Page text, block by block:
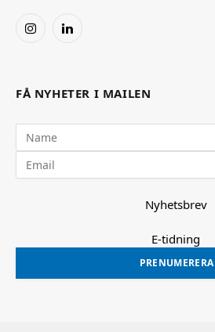
InstagramLinkedIn
FÅ NYHETER I MAILEN
Nyhetsbrev
E-tidning
PRENUMERERA